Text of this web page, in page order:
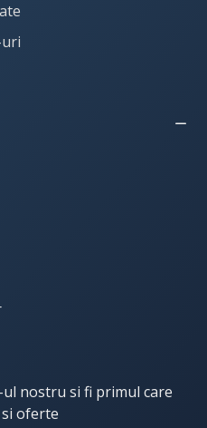
nostru si fi primul care
oferte